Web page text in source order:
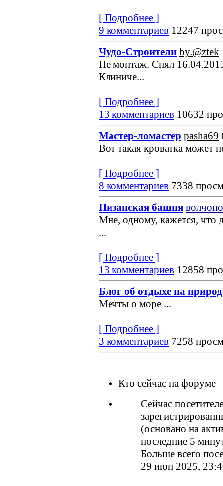
[ Подробнее ]
9 комментариев 12247
Чудо-Строители by.@ztek
Не монтаж. Снял
Клиниче...
[ Подробнее ]
13 комментариев 10632
Мастер-ломастер pasha69
Вот такая кроватка может
[ Подробнее ]
8 комментариев 7338
Пизанская башня
Мне, одному, кажется, что
...
[ Подробнее ]
13 комментариев 12858
Блог об отдыхе на
Мечты о море ...
[ Подробнее ]
3 комментариев 7258
Кто сейчас на форуме
Сейчас
(основано на
последние 5
Больше всего
29 июн 2025,